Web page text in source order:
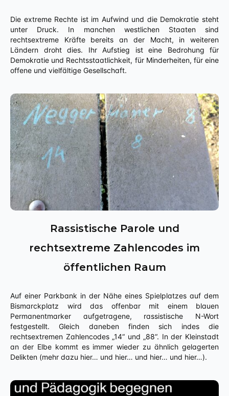
Die extreme Rechte ist im Aufwind und die Demokratie steht
unter Druck. In manchen westlichen Staaten sind
rechtsextreme Kräfte bereits an der Macht, in weiteren
Ländern droht dies. Ihr Aufstieg ist eine Bedrohung für
Demokratie und Rechtsstaatlichkeit, für Minderheiten, für eine
offene und vielfältige Gesellschaft.
Rassistische Parole und
rechtsextreme Zahlencodes im
öffentlichen Raum
Auf einer Parkbank in der Nähe eines Spielplatzes auf dem
Bismarckplatz wird das offenbar mit einem blauen
Permanentmarker aufgetragene, rassistische N-Wort
festgestellt. Gleich daneben finden sich indes die
rechtsextremen Zahlencodes „14“ und „88“. In der Kleinstadt
an der Elbe kommt es immer wieder zu ähnlich gelagerten
Delikten (mehr dazu hier… und hier… und hier… und hier…).